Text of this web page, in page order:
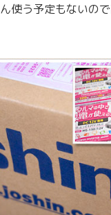
使う予定もないの